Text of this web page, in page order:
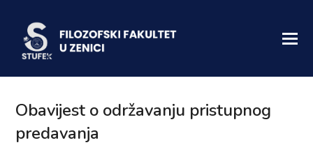
Obavijest o održavanju pristupnog
predavanja